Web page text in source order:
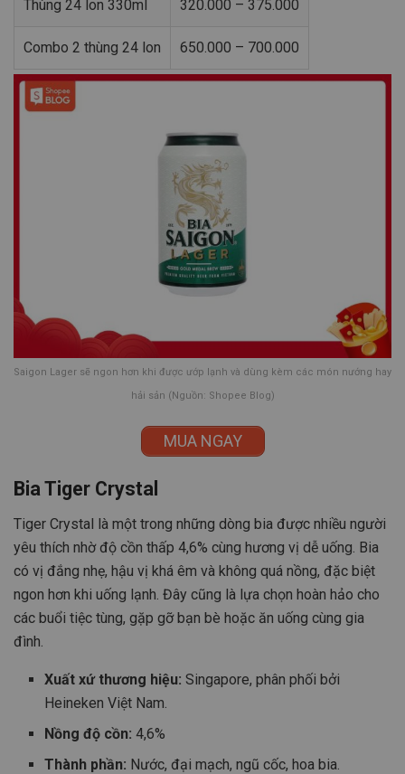
Thùng 24 lon 330ml 320.000 – 375.000
Combo 2 thùng 24 lon 650.000 – 700.000
Saigon Lager sẽ ngon hơn khi được ướp lạnh và dùng kèm các món nướng hay
hải sản (Nguồn: Shopee Blog)
MUA NGAY
Bia Tiger Crystal
Tiger Crystal là một trong những dòng bia được nhiều người
yêu thích nhờ độ cồn thấp 4,6% cùng hương vị dễ uống. Bia
có vị đắng nhẹ, hậu vị khá êm và không quá nồng, đặc biệt
ngon hơn khi uống lạnh. Đây cũng là lựa chọn hoàn hảo cho
các buổi tiệc tùng, gặp gỡ bạn bè hoặc ăn uống cùng gia
đình.
Xuất xứ thương hiệu:Singapore, phân phối bởi
Heineken Việt Nam.
Nồng độ cồn:4,6%
Thành phần: Nước, đại mạch, ngũ cốc, hoa bia.